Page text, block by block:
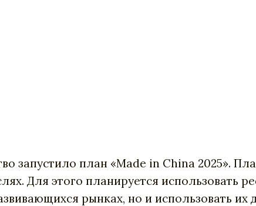
запустило план «Made in China 2025».
Для этого планируется использовать
рынках, но и использовать их